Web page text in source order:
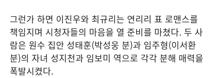
그런가 하면 이진우와 최규리는 연리리 표 로맨스를
책임지며 시청자들의 마음을 열 준비를 마쳤다. 두 사
람은 원수 집안 성태훈(박성웅 분)과 임주형(이서환
분)의 자녀 성지천과 임보미 역으로 각각 분해 매력을
폭발시켰다.